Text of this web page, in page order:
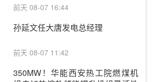
前天 08-07 16:44
孙延文任大唐发电总经理
前天 08-07 11:42
350MW！华能西安热工院燃煤机